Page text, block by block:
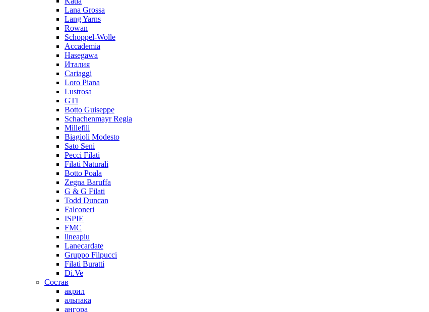
Lana Grossa
Lang Yarns
Rowan
Schoppel-Wolle
Accademia
Hasegawa
Италия
Cariaggi
Loro Piana
Lustrosa
GTI
Botto Guiseppe
Schachenmayr Regia
Millefili
Biagioli Modesto
Sato Seni
Pecci Filati
Filati Naturali
Botto Poala
Zegna Baruffa
G & G Filati
Todd Duncan
Falconeri
ISPIE
FMC
lineapiu
Lanecardate
Gruppo Filpucci
Filati Buratti
Di.Ve
Состав
акрил
альпака
ангора